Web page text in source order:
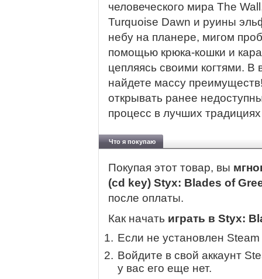
человеческого мира The
Turquoise Dawn и руины
небу на планере, мигом
помощью крюка-кошки и
цепляясь своими когтями.
найдете массу
открывать ранее
процесс в лучших
Что я покупаю
Покупая этот товар, вы
(cd key) Styx: Blades of
после оплаты.
Как начать играть в Styx:
Если не установлен
Войдите в свой аккаунт
у вас его еще нет.